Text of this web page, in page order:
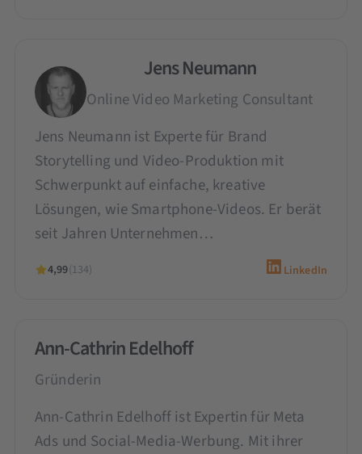
Jens Neumann
Online Video Marketing Consultant
Jens Neumann ist Experte für Brand
Storytelling und Video-Produktion mit
Schwerpunkt auf einfache, kreative
Lösungen, wie Smartphone-Videos. Er berät
seit Jahren Unternehmen…
4,99(134) LinkedIn
Ann-Cathrin Edelhoff
Gründerin
Ann-Cathrin Edelhoff ist Expertin für Meta
Ads und Social-Media-Werbung. Mit ihrer